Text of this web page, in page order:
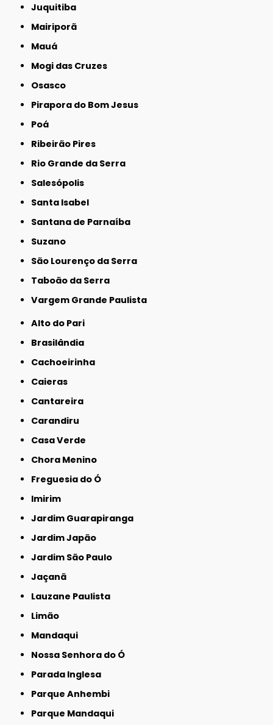
Juquitiba
Mairiporã
Mauá
Mogi das Cruzes
Osasco
Pirapora do Bom Jesus
Poá
Ribeirão Pires
Rio Grande da Serra
Salesópolis
Santa Isabel
Santana de Parnaíba
Suzano
São Lourenço da Serra
Taboão da Serra
Vargem Grande Paulista
Alto do Pari
Brasilândia
Cachoeirinha
Caieras
Cantareira
Carandiru
Casa Verde
Chora Menino
Freguesia do Ó
Imirim
Jardim Guarapiranga
Jardim Japão
Jardim São Paulo
Jaçanã
Lauzane Paulista
Limão
Mandaqui
Nossa Senhora do Ó
Parada Inglesa
Parque Anhembi
Parque Mandaqui